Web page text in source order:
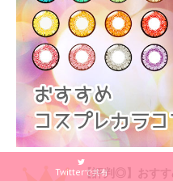
【評判◎】おすす
Twitterで共有